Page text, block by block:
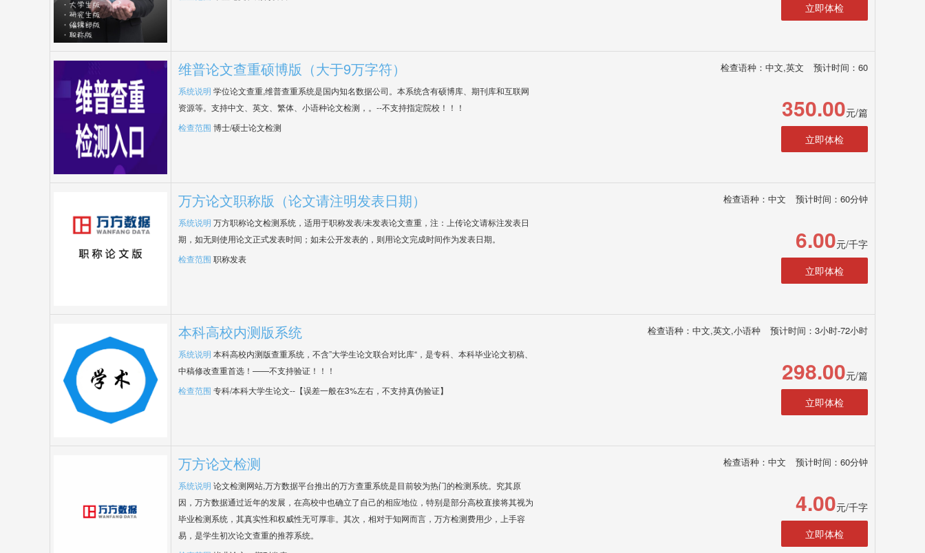
立即体检
维普论文查重硕博版（大于9万字符） 检查语种：中文,英文 预计时间：60
系统说明 学位论文查重,维普查重系统是国内知名数据公司。本系统含有硕博库、期刊库和互联网
资源等。支持中文、英文、繁体、小语种论文检测，。--不支持指定院校！！！
检查范围 博士/硕士论文检测
350.00元/篇
立即体检
万方论文职称版（论文请注明发表日期） 检查语种：中文 预计时间：60分钟
系统说明 万方职称论文检测系统，适用于职称发表/未发表论文查重，注：上传论文请标注发表日
期，如无则使用论文正式发表时间；如未公开发表的，则用论文完成时间作为发表日期。
检查范围 职称发表
6.00元/千字
立即体检
本科高校内测版系统 检查语种：中文,英文,小语种 预计时间：3小时-72小时
系统说明 本科高校内测版查重系统，不含”大学生论文联合对比库“，是专科、本科毕业论文初稿、
中稿修改查重首选！——不支持验证！！！
检查范围 专科/本科大学生论文--【误差一般在3%左右，不支持真伪验证】
298.00元/篇
立即体检
万方论文检测 检查语种：中文 预计时间：60分钟
系统说明 论文检测网站,万方数据平台推出的万方查重系统是目前较为热门的检测系统。究其原
因，万方数据通过近年的发展，在高校中也确立了自己的相应地位，特别是部分高校直接将其视为
毕业检测系统，其真实性和权威性无可厚非。其次，相对于知网而言，万方检测费用少，上手容
易，是学生初次论文查重的推荐系统。
4.00元/千字
立即体检